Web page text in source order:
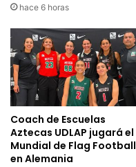
hace 6 horas
Coach de Escuelas
Aztecas UDLAP jugará el
Mundial de Flag Football
en Alemania